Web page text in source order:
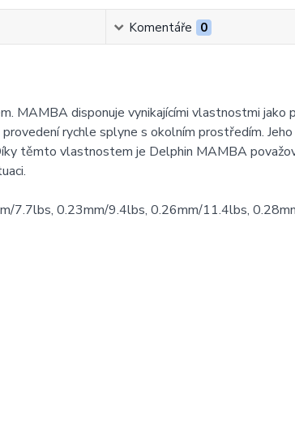
Komentáře 0
MAMBA disponuje vynikajícími vlastnostmi jako
rychle splyne s okolním prostředím.
těmto vlastnostem je Delphin MAMBA
7.7lbs, 0.23mm/9.4lbs, 0.26mm/11.4lbs,